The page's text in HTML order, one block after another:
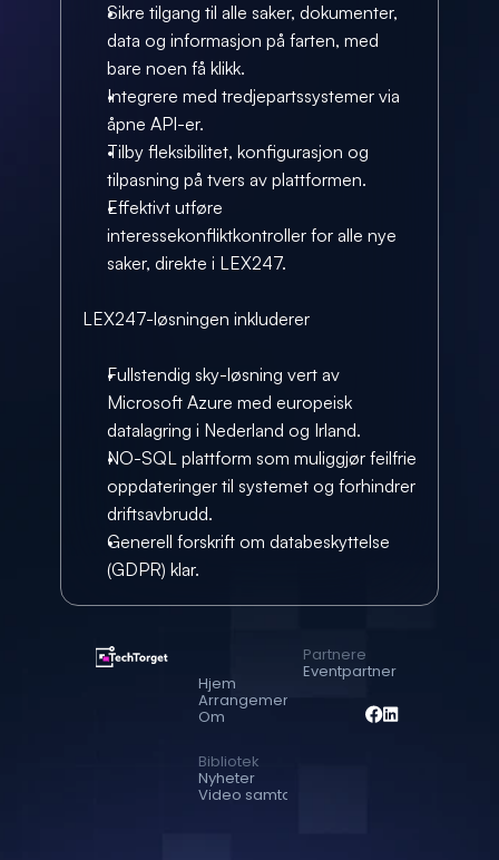
Sikre tilgang til alle saker, dokumenter,
data og informasjon på farten, med
bare noen få klikk.
Integrere med tredjepartssystemer via
åpne API-er.
Tilby fleksibilitet, konfigurasjon og
tilpasning på tvers av plattformen.
Effektivt utføre
interessekonfliktkontroller for alle nye
saker, direkte i LEX247.
LEX247-løsningen inkluderer
Fullstendig sky-løsning vert av
Microsoft Azure med europeisk
datalagring i Nederland og Irland.
NO-SQL plattform som muliggjør feilfrie
oppdateringer til systemet og forhindrer
driftsavbrudd.
Generell forskrift om databeskyttelse
(GDPR) klar.
Hjem
Arrangementer
Om
Bibliotek
Nyheter
Video samtaler
Partnere
Eventpartner